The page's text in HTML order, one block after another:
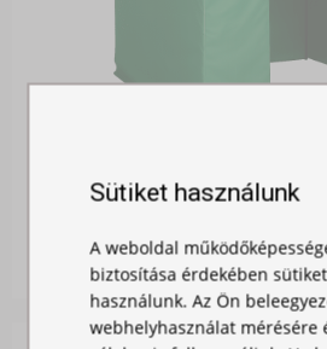
OLDALFAL 3M -
Raktáron
12 900,00 Ft
Sütiket használunk
A weboldal
biztosítása érdekében
használunk. Az Ön
webhelyhasználat mérésére